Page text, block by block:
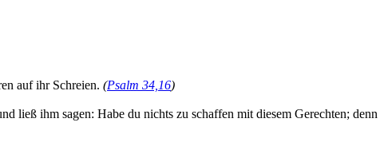
auf ihr Schreien. (Psalm 34,16)
ließ ihm sagen: Habe du nichts zu schaffen mit diesem Gerechten;